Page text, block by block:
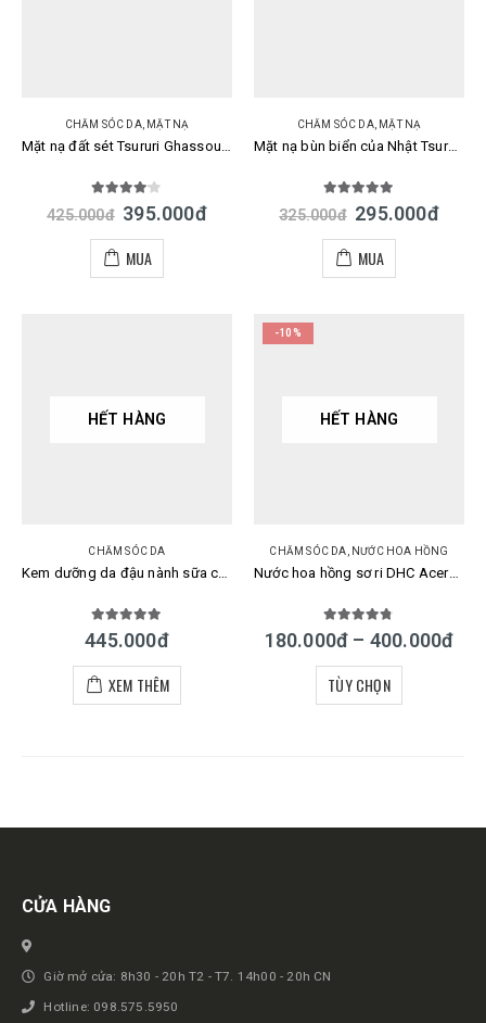
CHĂM SÓC DA, MẶT NẠ
out of 5
425.000đ 395.000đ
MUA
CHĂM SÓC DA, MẶT NẠ
Mặt nạ bùn biển của Nhật Tsururi Mild Sea Clay Pack màu xanh
out of 5
325.000đ 295.000đ
MUA
HẾT HÀNG
CHĂM SÓC DA
Kem dưỡng da đậu nành sữa chua se khít lỗ chân lông Bijin Dofu All in One
5.00 out of 5
445.000đ
XEM THÊM
-10%
HẾT HÀNG
CHĂM SÓC DA, NƯỚC HOA HỒNG
Nước hoa hồng sơ ri DHC Acerola Lotion của Nhật
4.67 out of 5
180.000đ – 400.000đ
TÙY CHỌN
Get in touch
CỬA HÀNG
Giờ mở cửa: 8h30 - 20h T2 - T7. 14h00 - 20h CN
Hotline: 098.575.5950